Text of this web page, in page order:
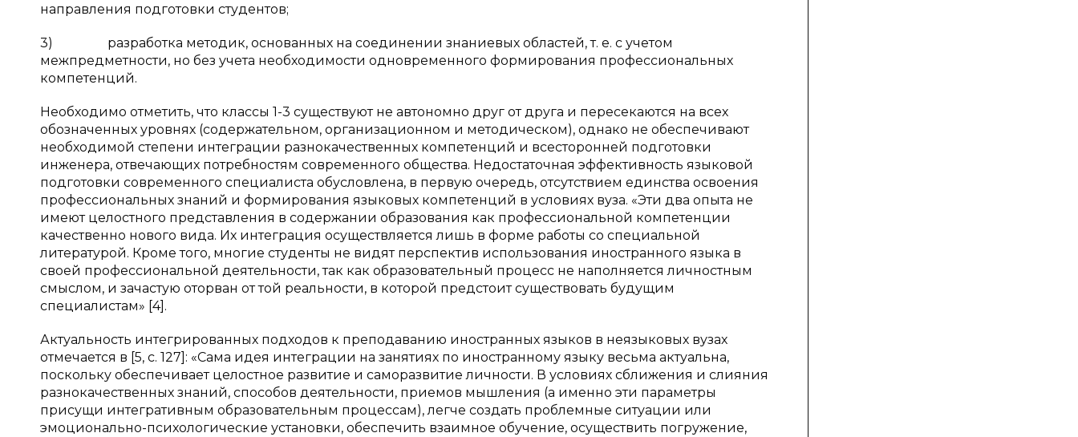
направления подготовки студентов;
3) разработка методик, основанных на соединении знаниевых областей, т. е. с учетом
межпредметности, но без учета необходимости одновременного формирования профессиональных
компетенций.
Необходимо отметить, что классы 1-3 существуют не автономно друг от друга и пересекаются на всех
обозначенных уровнях (содержательном, организационном и методическом), однако не обеспечивают
необходимой степени интеграции разнокачественных компетенций и всесторонней подготовки
инженера, отвечающих потребностям современного общества. Недостаточная эффективность языковой
подготовки современного специалиста обусловлена, в первую очередь, отсутствием единства освоения
профессиональных знаний и формирования языковых компетенций в условиях вуза. «Эти два опыта не
имеют целостного представления в содержании образования как профессиональной компетенции
качественно нового вида. Их интеграция осуществляется лишь в форме работы со специальной
литературой. Кроме того, многие студенты не видят перспектив использования иностранного языка в
своей профессиональной деятельности, так как образовательный процесс не наполняется личностным
смыслом, и зачастую оторван от той реальности, в которой предстоит существовать будущим
специалистам» [4].
Актуальность интегрированных подходов к преподаванию иностранных языков в неязыковых вузах
отмечается в [5, с. 127]: «Сама идея интеграции на занятиях по иностранному языку весьма актуальна,
поскольку обеспечивает целостное развитие и саморазвитие личности. В условиях сближения и слияния
разнокачественных знаний, способов деятельности, приемов мышления (а именно эти параметры
присущи интегративным образовательным процессам), легче создать проблемные ситуации или
эмоционально-психологические установки, обеспечить взаимное обучение, осуществить погружение,